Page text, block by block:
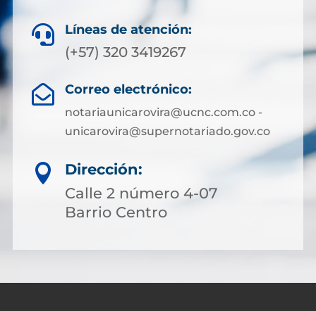
 Líneas de atención:
(+57) 320 3419267
 Correo electrónico:
notariaunicarovira@ucnc.com.co -
unicarovira@supernotariado.gov.co

Dirección:
Calle 2 número 4-07
Barrio Centro